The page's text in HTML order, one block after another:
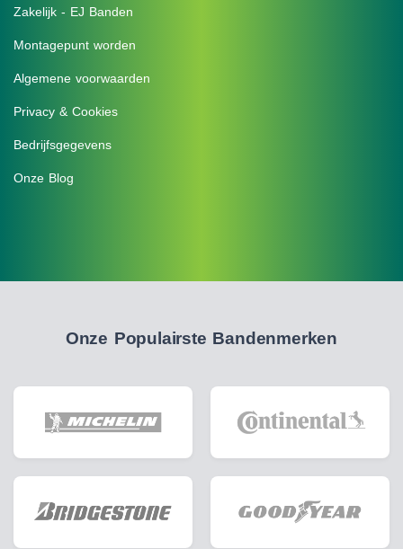
Zakelijk - EJ Banden
Montagepunt worden
Algemene voorwaarden
Privacy & Cookies
Bedrijfsgegevens
Onze Blog
Onze Populairste Bandenmerken